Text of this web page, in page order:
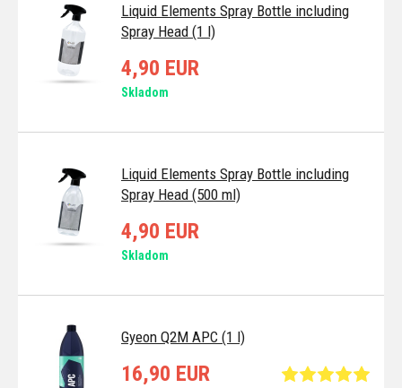
Liquid Elements Spray Bottle including
Spray Head (1 l)
4,90 EUR
Skladom
Liquid Elements Spray Bottle including
Spray Head (500 ml)
4,90 EUR
Skladom
Gyeon Q2M APC (1 l)
16,90 EUR